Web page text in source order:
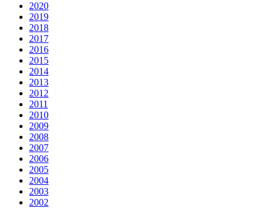
2020
2019
2018
2017
2016
2015
2014
2013
2012
2011
2010
2009
2008
2007
2006
2005
2004
2003
2002